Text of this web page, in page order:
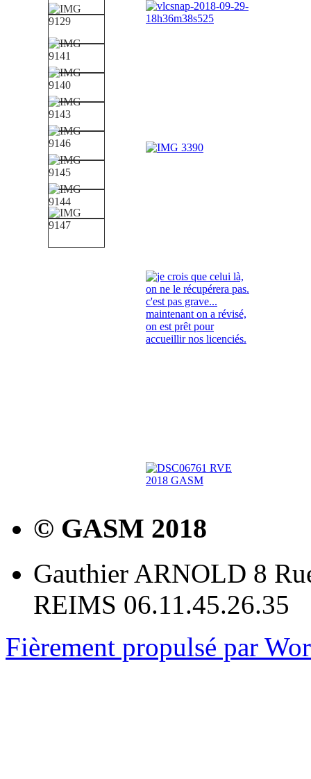
© GASM 2018
Gauthier ARNOLD 8
REIMS 06.11.45.26.35
Fièrement propulsé par